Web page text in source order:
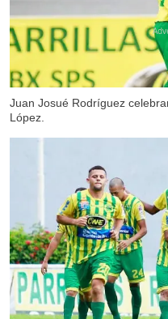
Juan Josué Rodríguez
López.